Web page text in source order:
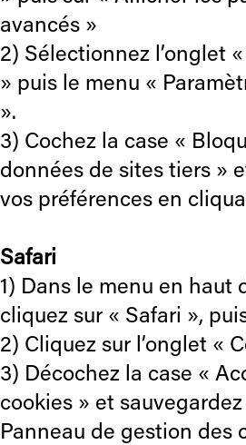
avancés »
2) Sélectionnez l’onglet
» puis le menu «
».
3) Cochez la case «
données de sites tiers »
vos préférences en
Safari
1) Dans le menu en haut
cliquez sur « Safari »,
2) Cliquez sur l’onglet «
3) Décochez la case «
cookies » et
Panneau de gestion des